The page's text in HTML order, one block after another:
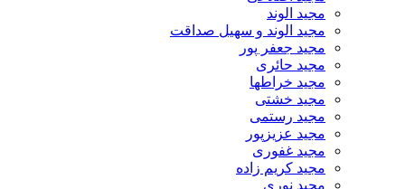
مجید الوند‎
مجید الوند و سهیل صداقت
مجید جعفر پور
مجید حائری
مجید خراطها
مجید خشتی
مجید رستمی
مجید عزیزپور
مجید غفوری
مجید کریم زاده
مجید نوری